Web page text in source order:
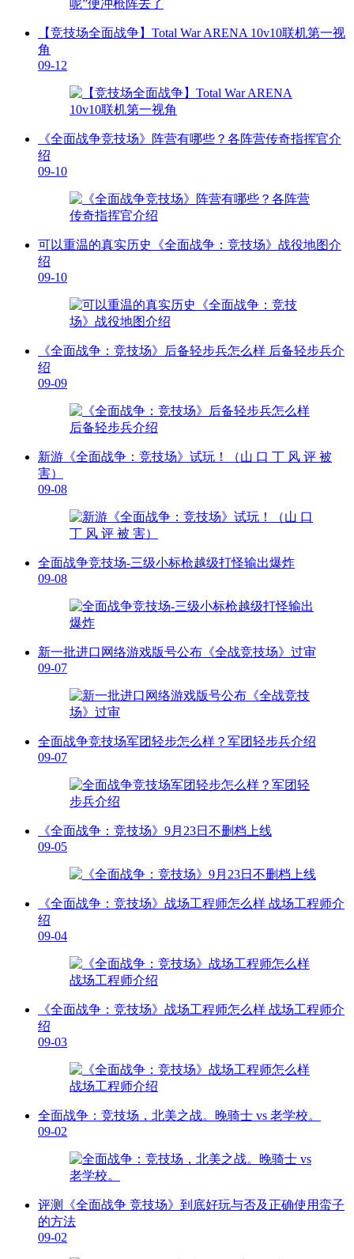
【竞技场全面战争】Total War ARENA 10v10联机第一视
角
09-12
《全面战争竞技场》阵营有哪些？各阵营传奇指挥官介
绍
09-10
可以重温的真实历史《全面战争：竞技场》战役地图介
绍
09-10
《全面战争：竞技场》后备轻步兵怎么样 后备轻步兵介
绍
09-09
新游《全面战争：竞技场》试玩！（山 口 丁 风 评 被
害）
09-08
全面战争竞技场-三级小标枪越级打怪输出爆炸
09-08
新一批进口网络游戏版号公布《全战竞技场》过审
09-07
全面战争竞技场军团轻步怎么样？军团轻步兵介绍
09-07
《全面战争：竞技场》9月23日不删档上线
09-05
《全面战争：竞技场》战场工程师怎么样 战场工程师介
绍
09-04
《全面战争：竞技场》战场工程师怎么样 战场工程师介
绍
09-03
全面战争：竞技场，北美之战。晚骑士 vs 老学校。
09-02
评测《全面战争 竞技场》到底好玩与否及正确使用蛮子
的方法
09-02